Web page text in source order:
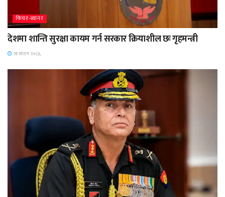
फिचर-ब्यानर
देशमा शान्ति सुरक्षा कायम गर्न सरकार क्रियाशील छः गृहमन्त्री
२१ साउन २०८३,